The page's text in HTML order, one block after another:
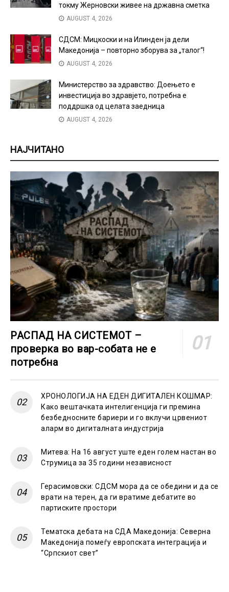
токму Жерновски живее на државна сметка
AUGUST 4, 2026
СДСМ: Мицкоски и на Илинден ја дели
Македонија – повторно зборува за „талог“!
AUGUST 4, 2026
Министерство за здравство: Доењето е
инвестиција во здравјето, потребна е
поддршка од целата заедница
AUGUST 4, 2026
НАЈЧИТАНО
РАСПАД НА СИСТЕМОТ –
проверка во вар-собата не е
потребна
ХРОНОЛОГИЈА НА ЕДЕН ДИГИТАЛЕН КОШМАР:
Како вештачката интелигенција ги премина
безбедносните бариери и го вклучи црвениот
аларм во дигиталната индустрија
Митева: На 16 август уште еден голем настан во
Струмица за 35 години независност
Герасимовски: СДСМ мора да се обедини и да се
врати на терен, да ги вратиме дебатите во
партиските простори
Тематска дебата на СДА Македонија: Северна
Македонија помеѓу европската интеграција и
“Српскиот свет”